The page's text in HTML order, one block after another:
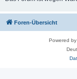
Foren-Übersicht
Powered by